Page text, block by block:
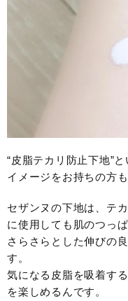
“皮脂テカリ防止下地”
イメージをお持ちの方
セザンヌの下地は、テ
に使用しても肌のつっ
さらさらとした伸びの
す。
気になる皮脂を吸着す
を楽しめるんです。